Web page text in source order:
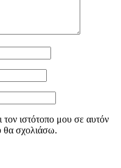
ιστότοπο μου σε αυτόν
θα σχολιάσω.